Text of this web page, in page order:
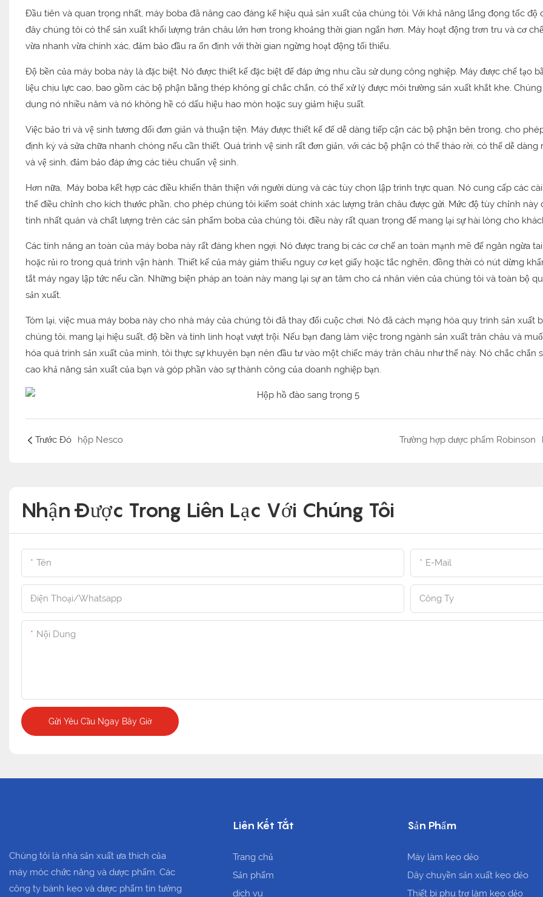
Đầu tiên và quan trọng nhất, máy boba đã nâng cao đáng kể hiệu quả sản xuất của chúng tôi. Với khả năng lắng đọng tốc độ
đây chúng tôi có thể sản xuất khối lượng trân châu lớn hơn trong khoảng thời gian ngắn hơn. Máy hoạt động trơn tru và cơ
vừa nhanh vừa chính xác, đảm bảo đầu ra ổn định với thời gian ngừng hoạt động tối thiểu.
Độ bền của máy boba này là đặc biệt. Nó được thiết kế đặc biệt để đáp ứng nhu cầu sử dụng công nghiệp. Máy được chế tạo
liệu chịu lực cao, bao gồm các bộ phận bằng thép không gỉ chắc chắn, có thể xử lý được môi trường sản xuất khắt khe.
dụng nó nhiều năm và nó không hề có dấu hiệu hao mòn hoặc suy giảm hiệu suất.
Việc bảo trì và vệ sinh tương đối đơn giản và thuận tiện. Máy được thiết kế để dễ dàng tiếp cận các bộ phận bên trong, cho
định kỳ và sửa chữa nhanh chóng nếu cần thiết. Quá trình vệ sinh rất đơn giản, với các bộ phận có thể tháo rời, có thể dễ dàng
và vệ sinh, đảm bảo đáp ứng các tiêu chuẩn vệ sinh.
Hơn nữa, Máy boba kết hợp các điều khiển thân thiện với người dùng và các tùy chọn lập trình trực quan. Nó cung cấp các
thể điều chỉnh cho kích thước phần, cho phép chúng tôi kiểm soát chính xác lượng trân châu được gửi. Mức độ tùy chỉnh này
tính nhất quán và chất lượng trên các sản phẩm boba của chúng tôi, điều này rất quan trọng để mang lại sự hài lòng cho
Các tính năng an toàn của máy boba này rất đáng khen ngợi. Nó được trang bị các cơ chế an toàn mạnh mẽ để ngăn ngừa
hoặc rủi ro trong quá trình vận hành. Thiết kế của máy giảm thiểu nguy cơ kẹt giấy hoặc tắc nghẽn, đồng thời có nút dừng
tắt máy ngay lập tức nếu cần. Những biện pháp an toàn này mang lại sự an tâm cho cả nhân viên của chúng tôi và toàn bộ
sản xuất.
Tóm lại, việc mua máy boba này cho nhà máy của chúng tôi đã thay đổi cuộc chơi. Nó đã cách mạng hóa quy trình sản xuất
chúng tôi, mang lại hiệu suất, độ bền và tính linh hoạt vượt trội. Nếu bạn đang làm việc trong ngành sản xuất trân châu và
hóa quá trình sản xuất của mình, tôi thực sự khuyên bạn nên đầu tư vào một chiếc máy trân châu như thế này. Nó chắc chắn
cao khả năng sản xuất của bạn và góp phần vào sự thành công của doanh nghiệp bạn.
Trước Đó hộp Nesco Trường hợp dược phẩm Robinson
Nhận Được Trong Liên Lạc Với Chúng Tôi
Tên E-Mail
Điện Thoại/Whatsapp Công Ty
Nội Dung
Gửi Yêu Cầu Ngay Bây Giờ
Chúng tôi là nhà sản xuất ưa thích của
máy móc chức năng và dược phẩm. Các
công ty bánh kẹo và dược phẩm tin tưởng
Liên Kết Tắt
Trang chủ
Sản phẩm
dịch vụ
Sản Phẩm
Máy làm kẹo dẻo
Dây chuyền sản xuất kẹo dẻo
Thiết bị phụ trợ làm kẹo dẻo